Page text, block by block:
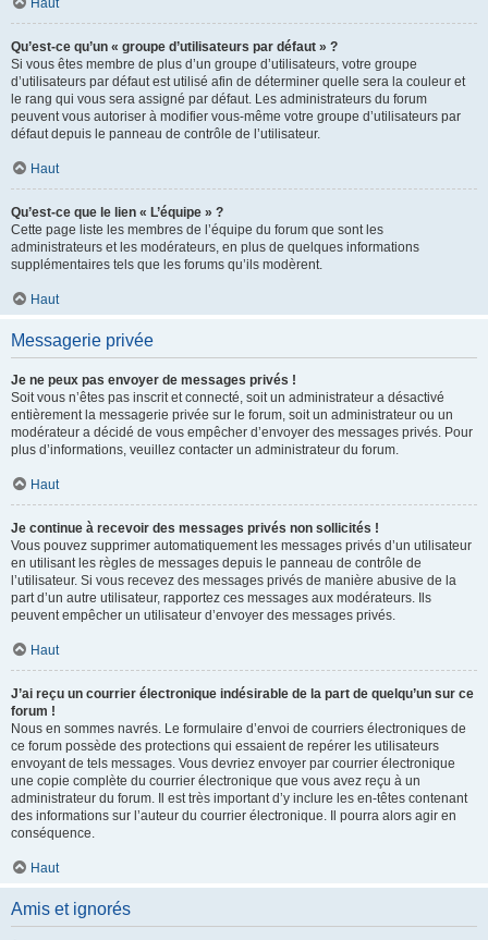
Haut
Qu’est-ce qu’un « groupe d’utilisateurs par défaut » ?
Si vous êtes membre de plus d’un groupe d’utilisateurs, votre groupe
d’utilisateurs par défaut est utilisé afin de déterminer quelle sera la couleur et
le rang qui vous sera assigné par défaut. Les administrateurs du forum
peuvent vous autoriser à modifier vous-même votre groupe d’utilisateurs par
défaut depuis le panneau de contrôle de l’utilisateur.
Haut
Qu’est-ce que le lien « L’équipe » ?
Cette page liste les membres de l’équipe du forum que sont les
administrateurs et les modérateurs, en plus de quelques informations
supplémentaires tels que les forums qu’ils modèrent.
Haut
Messagerie privée
Je ne peux pas envoyer de messages privés !
Soit vous n’êtes pas inscrit et connecté, soit un administrateur a désactivé
entièrement la messagerie privée sur le forum, soit un administrateur ou un
modérateur a décidé de vous empêcher d’envoyer des messages privés. Pour
plus d’informations, veuillez contacter un administrateur du forum.
Haut
Je continue à recevoir des messages privés non sollicités !
Vous pouvez supprimer automatiquement les messages privés d’un utilisateur
en utilisant les règles de messages depuis le panneau de contrôle de
l’utilisateur. Si vous recevez des messages privés de manière abusive de la
part d’un autre utilisateur, rapportez ces messages aux modérateurs. Ils
peuvent empêcher un utilisateur d’envoyer des messages privés.
Haut
J’ai reçu un courrier électronique indésirable de la part de quelqu’un sur ce
forum !
Nous en sommes navrés. Le formulaire d’envoi de courriers électroniques de
ce forum possède des protections qui essaient de repérer les utilisateurs
envoyant de tels messages. Vous devriez envoyer par courrier électronique
une copie complète du courrier électronique que vous avez reçu à un
administrateur du forum. Il est très important d’y inclure les en-têtes contenant
des informations sur l’auteur du courrier électronique. Il pourra alors agir en
conséquence.
Haut
Amis et ignorés